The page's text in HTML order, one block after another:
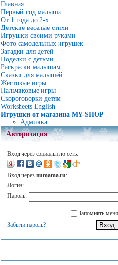
Главная
Первый год малыша
От 1 года до 2-х
Детские веселые стихи
Игрушки своими руками
Фото самодельных игрушек
Загадки для детей
Поделки с детьми
Раскраски малышам
Сказки для малышей
Жестовые игры
Пальчиковые игры
Скороговорки детям
Worksheets English
Игрушки от магазина MY-SHOP
Админка
Авторизация
Вход через социальную сеть:
Вход через numama.ru:
Логин:
Пароль:
Запомнить меня
Забыли пароль?